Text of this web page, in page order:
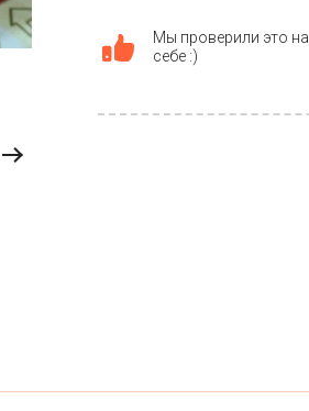
Мы проверили это на
себе :)